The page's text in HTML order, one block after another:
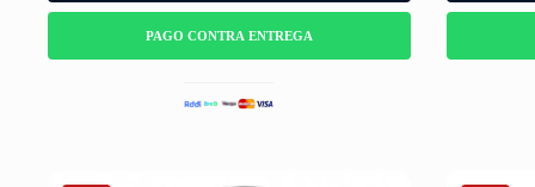
PAGO CONTRA ENTREGA